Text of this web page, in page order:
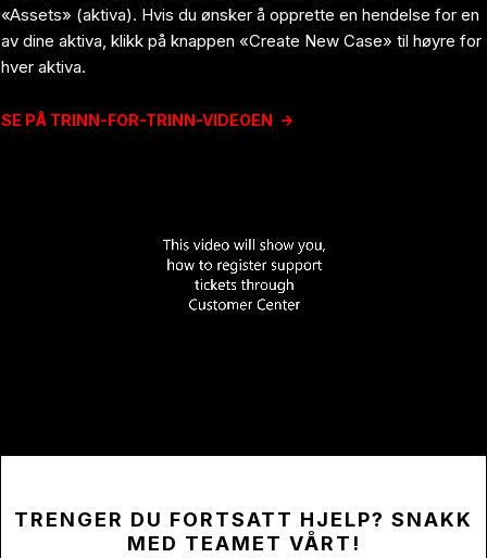
«Assets» (aktiva). Hvis du ønsker å opprette en hendelse for en
av dine aktiva, klikk på knappen «Create New Case» til høyre for
hver aktiva.
SE PÅ TRINN-FOR-TRINN-VIDEOEN ->
TRENGER DU FORTSATT HJELP? SNAKK
MED TEAMET VÅRT!